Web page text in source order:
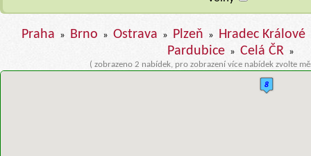
Praha » Brno » Ostrava » Plzeň » Hradec Králové
Pardubice » Celá ČR »
( zobrazeno 2 nabídek, pro zobrazení více nabídek zvolte